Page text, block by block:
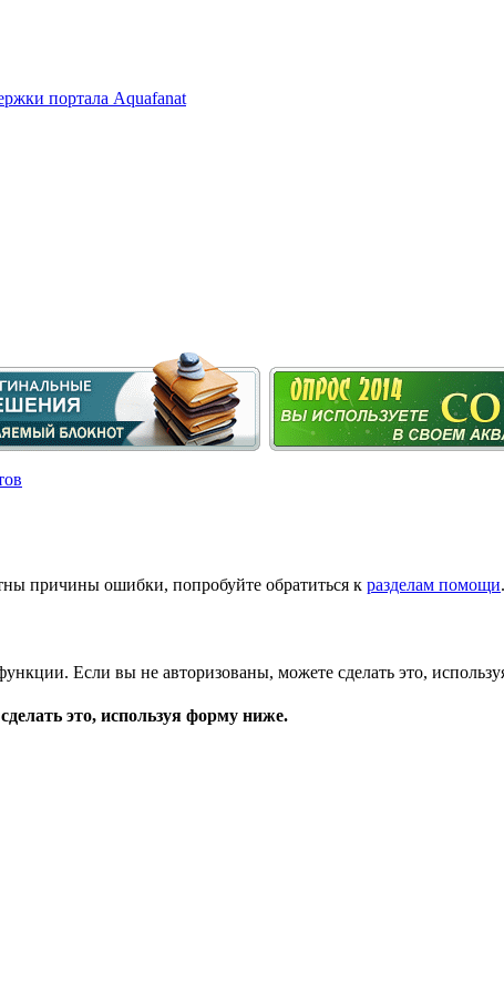
причины ошибки, попробуйте обратиться к разделам помощи.
Если вы не авторизованы, можете сделать это,
это, используя форму ниже.